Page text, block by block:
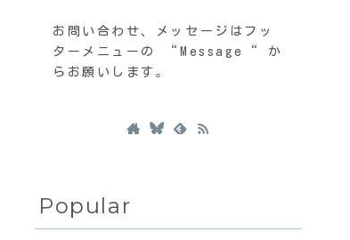
お問い合わせ、メッセージはフッ
ターメニューの “Message“ か
らお願いします。
Popular